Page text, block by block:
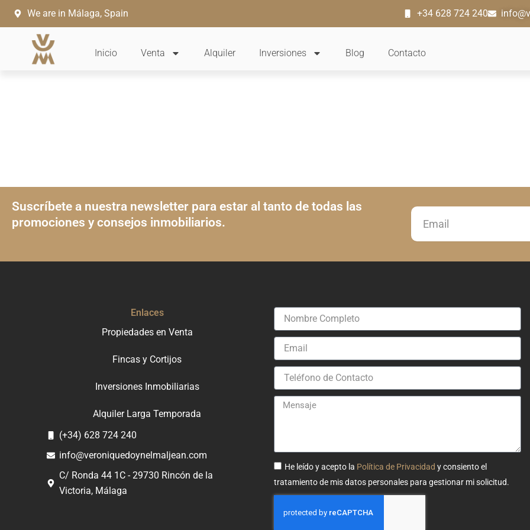
contenido
We are in Málaga, Spain +34 628 724 240
Inicio Venta Alquiler Inversiones Blog Contacto
Suscríbete a nuestra newsletter para estar al tanto de todas las
promociones y consejos inmobiliarios.
Email
Enlaces
Propiedades en Venta
Fincas y Cortijos
Inversiones Inmobiliarias
Alquiler Larga Temporada
(+34) 628 724 240
info@veroniquedoynelmaljean.com
C/ Ronda 44 1C - 29730 Rincón de la
Victoria, Málaga
Nombre
Completo
Email
Teléfono
Contacto
Mensaje
He leído y acepto la Política de Privacidad y consiento el
tratamiento de mis datos personales para gestionar mi solicitud.